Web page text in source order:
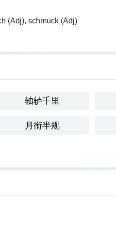
(Adj)​, schmuck (Adj)​
轴轳千里
月衔半规